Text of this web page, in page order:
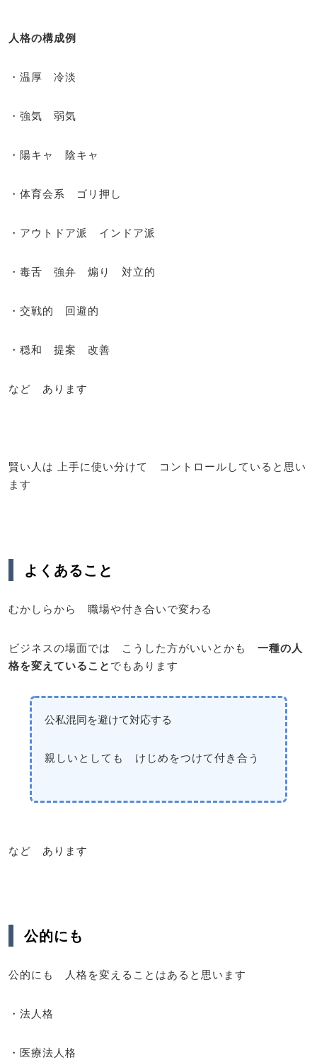
人格の構成例
・温厚 冷淡
・強気 弱気
・陽キャ 陰キャ
・体育会系 ゴリ押し
・アウトドア派 インドア派
・毒舌 強弁 煽り 対立的
・交戦的 回避的
・穏和 提案 改善
など あります
賢い人は 上手に使い分けて コントロールしていると思い
ます
よくあること
むかしらから 職場や付き合いで変わる
ビジネスの場面では こうした方がいいとかも 一種の人
格を変えていること でもあります
公私混同を避けて対応する
親しいとしても けじめをつけて付き合う
など あります
公的にも
公的にも 人格を変えることはあると思います
・法人格
・医療法人格